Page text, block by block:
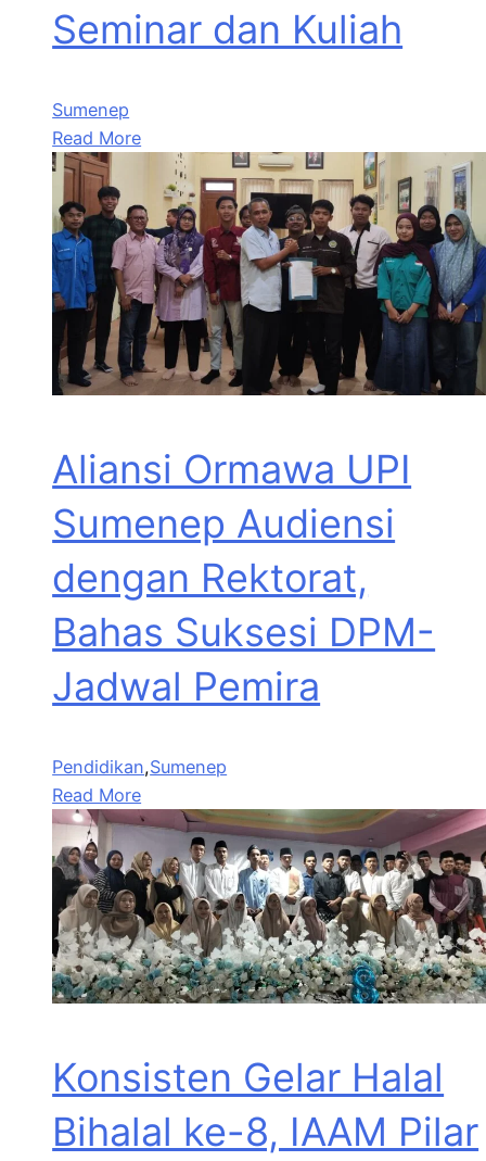
Seminar dan Kuliah
Sumenep
Read More
Aliansi Ormawa UPI
Sumenep Audiensi
dengan Rektorat,
Bahas Suksesi DPM-
Jadwal Pemira
Pendidikan,Sumenep
Read More
Konsisten Gelar Halal
Bihalal ke-8, IAAM Pilar